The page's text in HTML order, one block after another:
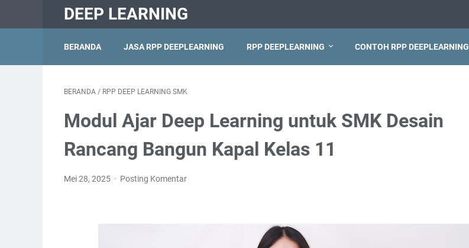
DEEP LEARNING
BERANDA JASA RPP DEEPLEARNING RPP DEEPLEARNING CONTOH RPP DEEPLEARNING
BERANDA / RPP DEEP LEARNING SMK
Modul Ajar Deep Learning untuk SMK Desain
Rancang Bangun Kapal Kelas 11
Mei 28, 2025 Posting Komentar